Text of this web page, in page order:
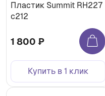
Пластик Summit RH227
c212
1 800 ₽
Купить в 1 клик